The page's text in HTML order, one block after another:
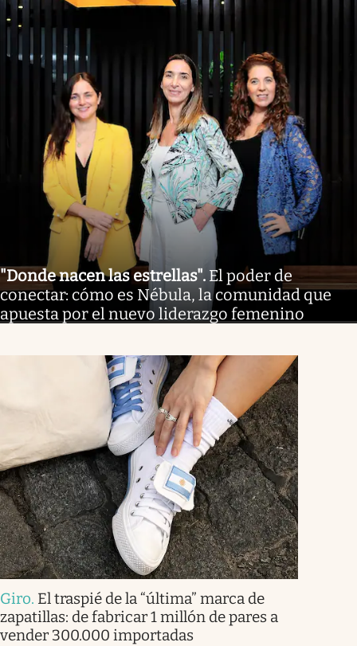
"Donde nacen las estrellas". El poder de
conectar: cómo es Nébula, la comunidad que
apuesta por el nuevo liderazgo femenino
Giro. El traspié de la “última” marca de
zapatillas: de fabricar 1 millón de pares a
vender 300.000 importadas